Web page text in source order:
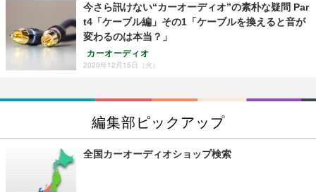
今さら訊けない“カーオーディオ”の素朴な疑問 Par
t4「ケーブル編」その1「ケーブルを換えると音が
変わるのは本当？」
カーオーディオ
2020年12月15日（火）
編集部ピックアップ
全国カーオーディオショップ検索